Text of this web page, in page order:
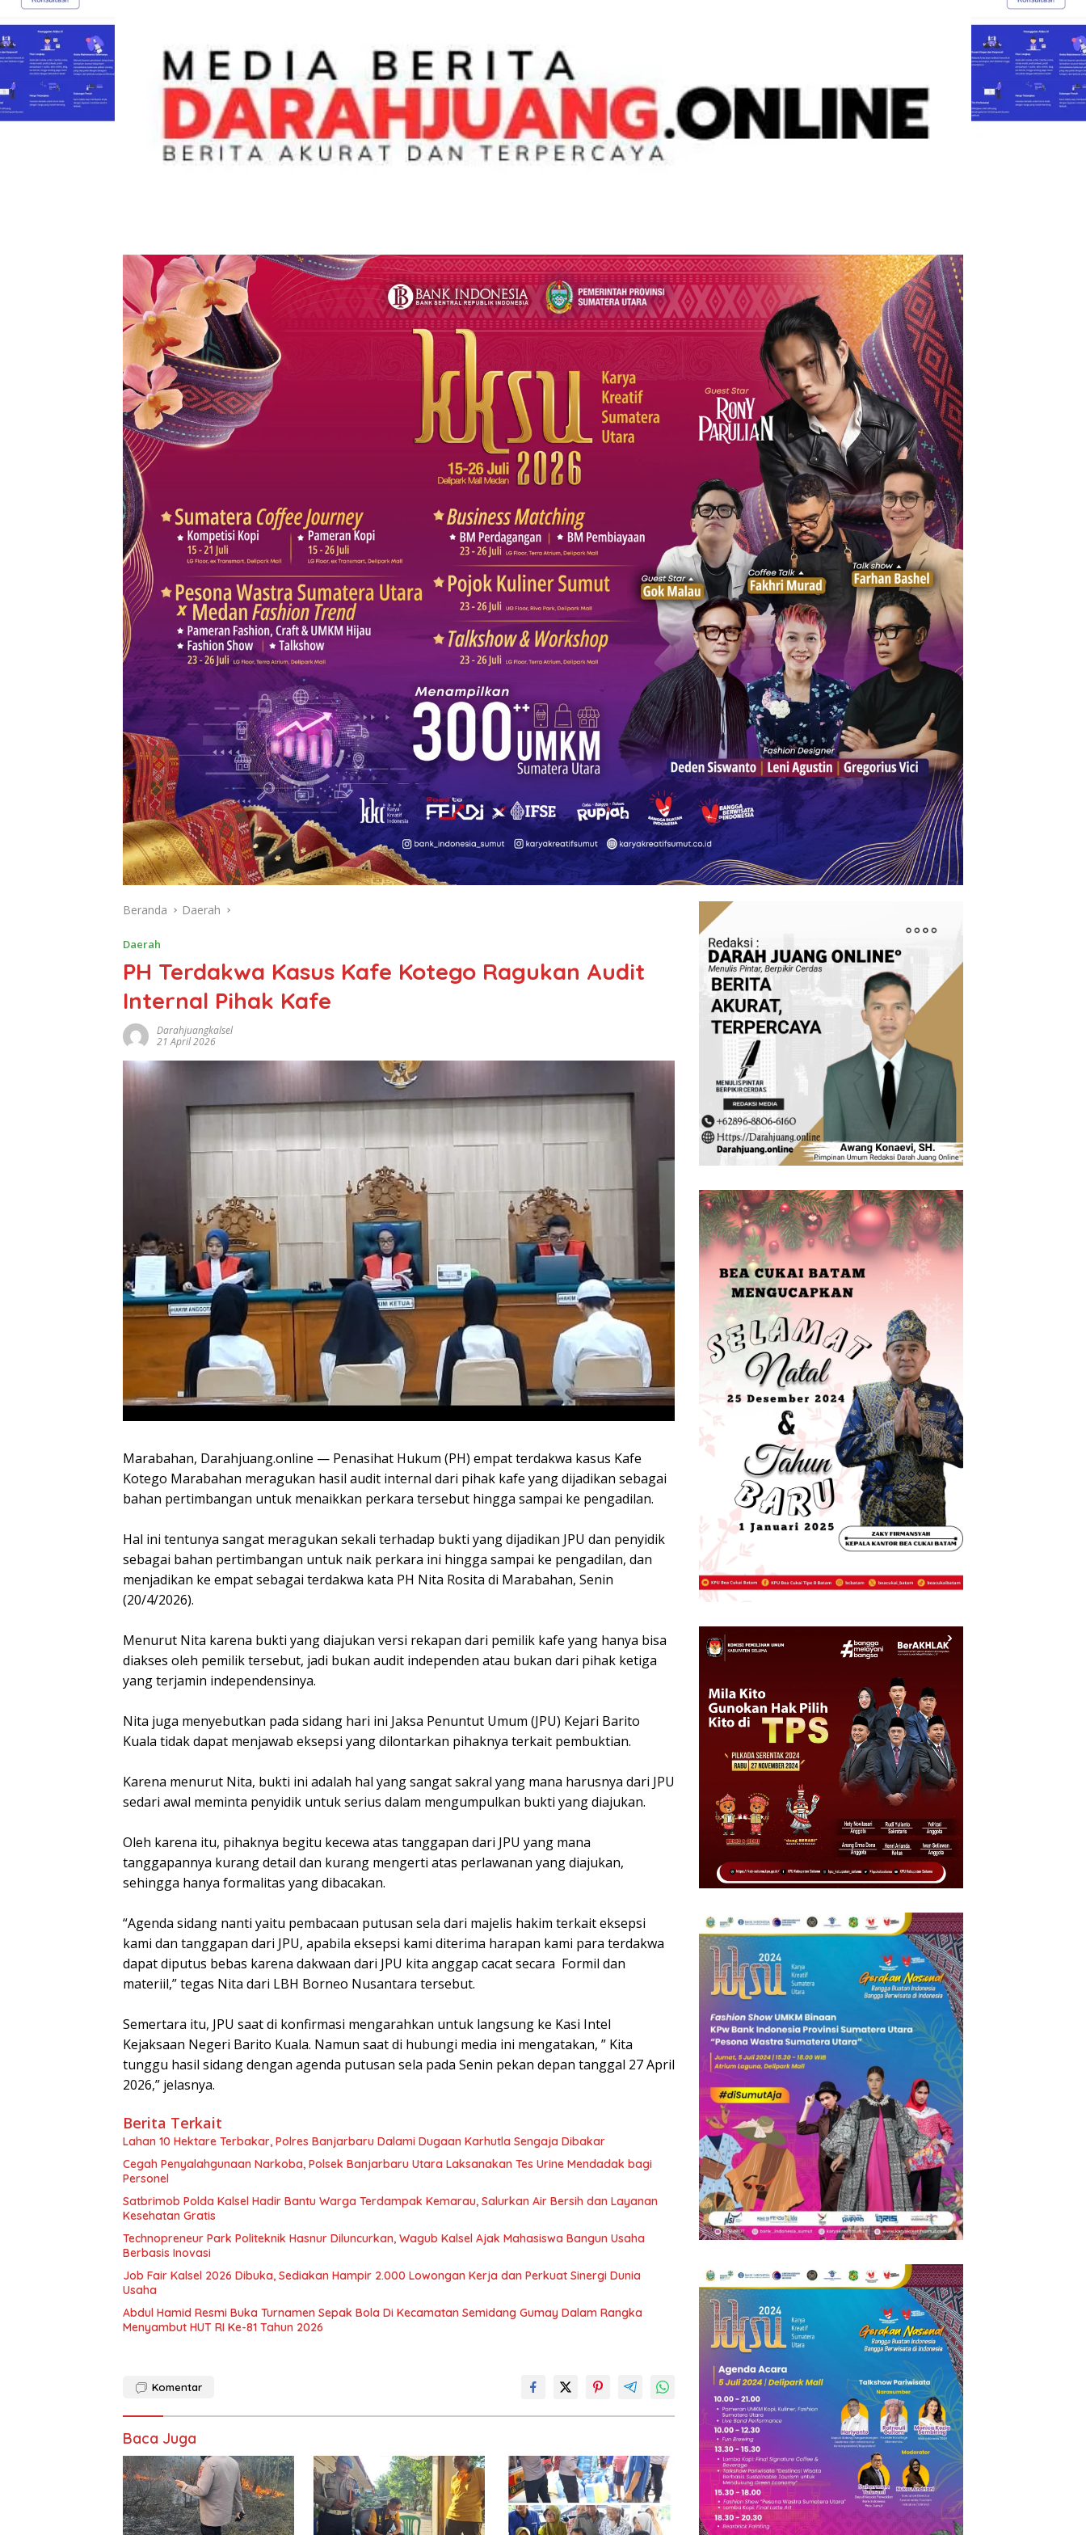
Beranda Daerah
Daerah
PH Terdakwa Kasus Kafe Kotego Ragukan Audit
Internal Pihak Kafe
Darahjuangkalsel
21 April 2026
Marabahan, Darahjuang.online — Penasihat Hukum (PH) empat terdakwa kasus Kafe
Kotego Marabahan meragukan hasil audit internal dari pihak kafe yang dijadikan sebagai
bahan pertimbangan untuk menaikkan perkara tersebut hingga sampai ke pengadilan.
Hal ini tentunya sangat meragukan sekali terhadap bukti yang dijadikan JPU dan penyidik
sebagai bahan pertimbangan untuk naik perkara ini hingga sampai ke pengadilan, dan
menjadikan ke empat sebagai terdakwa kata PH Nita Rosita di Marabahan, Senin
(20/4/2026).
Menurut Nita karena bukti yang diajukan versi rekapan dari pemilik kafe yang hanya bisa
diakses oleh pemilik tersebut, jadi bukan audit independen atau bukan dari pihak ketiga
yang terjamin independensinya.
Nita juga menyebutkan pada sidang hari ini Jaksa Penuntut Umum (JPU) Kejari Barito
Kuala tidak dapat menjawab eksepsi yang dilontarkan pihaknya terkait pembuktian.
Karena menurut Nita, bukti ini adalah hal yang sangat sakral yang mana harusnya dari JPU
sedari awal meminta penyidik untuk serius dalam mengumpulkan bukti yang diajukan.
Oleh karena itu, pihaknya begitu kecewa atas tanggapan dari JPU yang mana
tanggapannya kurang detail dan kurang mengerti atas perlawanan yang diajukan,
sehingga hanya formalitas yang dibacakan.
“Agenda sidang nanti yaitu pembacaan putusan sela dari majelis hakim terkait eksepsi
kami dan tanggapan dari JPU, apabila eksepsi kami diterima harapan kami para terdakwa
dapat diputus bebas karena dakwaan dari JPU kita anggap cacat secara Formil dan
materiil,” tegas Nita dari LBH Borneo Nusantara tersebut.
Semertara itu, JPU saat di konfirmasi mengarahkan untuk langsung ke Kasi Intel
Kejaksaan Negeri Barito Kuala. Namun saat di hubungi media ini mengatakan, ” Kita
tunggu hasil sidang dengan agenda putusan sela pada Senin pekan depan tanggal 27 April
2026,” jelasnya.
Berita Terkait
Lahan 10 Hektare Terbakar, Polres Banjarbaru Dalami Dugaan Karhutla Sengaja Dibakar
Cegah Penyalahgunaan Narkoba, Polsek Banjarbaru Utara Laksanakan Tes Urine Mendadak bagi
Personel
Satbrimob Polda Kalsel Hadir Bantu Warga Terdampak Kemarau, Salurkan Air Bersih dan Layanan
Kesehatan Gratis
Technopreneur Park Politeknik Hasnur Diluncurkan, Wagub Kalsel Ajak Mahasiswa Bangun Usaha
Berbasis Inovasi
Job Fair Kalsel 2026 Dibuka, Sediakan Hampir 2.000 Lowongan Kerja dan Perkuat Sinergi Dunia
Usaha
Abdul Hamid Resmi Buka Turnamen Sepak Bola Di Kecamatan Semidang Gumay Dalam Rangka
Menyambut HUT RI Ke-81 Tahun 2026
Komentar
Baca Juga